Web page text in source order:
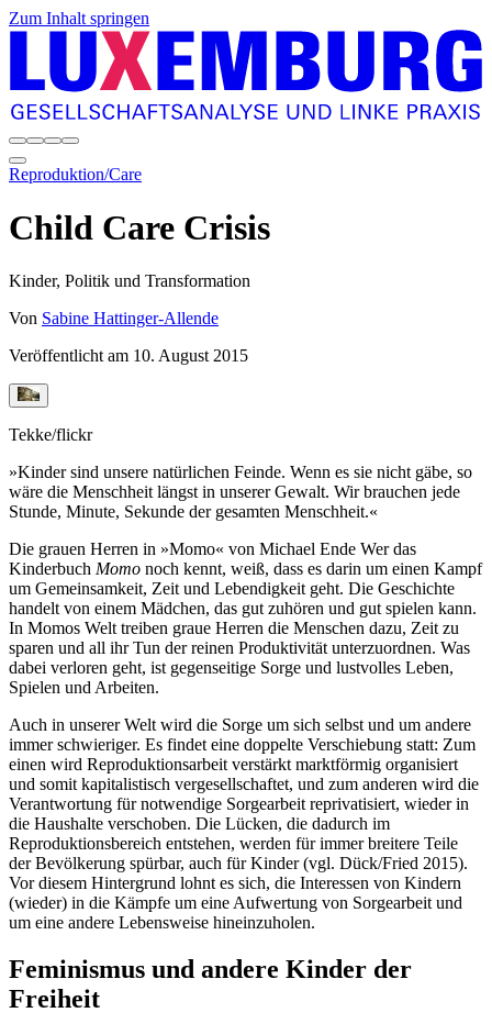
Zum Inhalt springen
Reproduktion/Care
Child Care Crisis
Kinder, Politik und Transformation
Von Sabine Hattinger-Allende
Veröffentlicht am 10. August 2015
Tekke/flickr
»Kinder sind unsere natürlichen Feinde. Wenn es sie nicht gäbe, so
wäre die Menschheit längst in unserer Gewalt. Wir brauchen jede
Stunde, Minute, Sekunde der gesamten Menschheit.«
Die grauen Herren in »Momo« von Michael Ende Wer das
Kinderbuch Momo noch kennt, weiß, dass es darin um einen Kampf
um Gemeinsamkeit, Zeit und Lebendigkeit geht. Die Geschichte
handelt von einem Mädchen, das gut zuhören und gut spielen kann.
In Momos Welt treiben graue Herren die Menschen dazu, Zeit zu
sparen und all ihr Tun der reinen Produktivität unterzuordnen. Was
dabei verloren geht, ist gegenseitige Sorge und lustvolles Leben,
Spielen und Arbeiten.
Auch in unserer Welt wird die Sorge um sich selbst und um andere
immer schwieriger. Es findet eine doppelte Verschiebung statt: Zum
einen wird Reproduktionsarbeit verstärkt marktförmig organisiert
und somit kapitalistisch vergesellschaftet, und zum anderen wird die
Verantwortung für notwendige Sorgearbeit reprivatisiert, wieder in
die Haushalte verschoben. Die Lücken, die dadurch im
Reproduktionsbereich entstehen, werden für immer breitere Teile
der Bevölkerung spürbar, auch für Kinder (vgl. Dück/Fried 2015).
Vor diesem Hintergrund lohnt es sich, die Interessen von Kindern
(wieder) in die Kämpfe um eine Aufwertung von Sorgearbeit und
um eine andere Lebensweise hineinzuholen.
Feminismus und andere Kinder der
Freiheit